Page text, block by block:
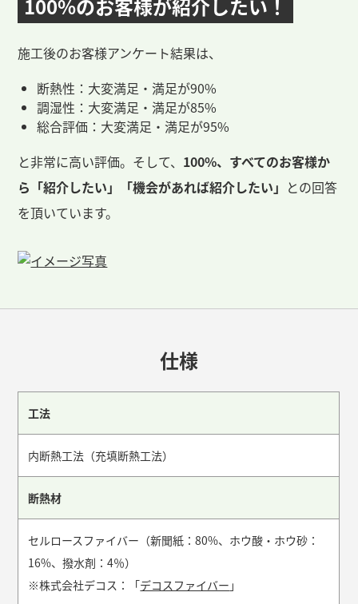
100%のお客様が紹介したい！
施工後のお客様アンケート結果は、
断熱性：大変満足・満足が90%
調湿性：大変満足・満足が85%
総合評価：大変満足・満足が95%
と非常に高い評価。そして、 100%、すべてのお客様か
ら「紹介したい」「機会があれば紹介したい」 との回答
を頂いています。
仕様
工法
内断熱工法（充填断熱工法）
断熱材
セルロースファイバー（新聞紙：80%、ホウ酸・ホウ砂：
16%、撥水剤：4％）
※株式会社デコス：「デコスファイバー 」